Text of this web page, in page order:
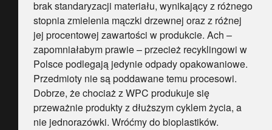
brak standaryzacji materiału, wynikający z różnego
stopnia zmielenia mączki drzewnej oraz z różnej
jej procentowej zawartości w produkcie. Ach –
zapomniałabym prawie – przecież recyklingowi w
Polsce podlegają jedynie odpady opakowaniowe.
Przedmioty nie są poddawane temu procesowi.
Dobrze, że chociaż z WPC produkuje się
przeważnie produkty z dłuższym cyklem życia, a
nie jednorazówki. Wróćmy do bioplastików.